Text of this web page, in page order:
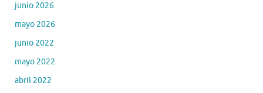
junio 2026
mayo 2026
junio 2022
mayo 2022
abril 2022